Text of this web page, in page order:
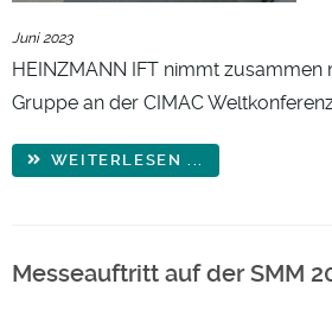
Juni 2023
HEINZMANN IFT nimmt zusammen
Gruppe an der CIMAC
WEITERLESEN ...
Messeauftritt auf der SMM